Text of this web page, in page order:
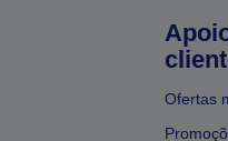
Ofertas